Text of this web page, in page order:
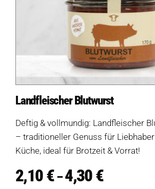
Landfleischer Blutwurst
Deftig & vollmundig: Landfleischer
– traditioneller Genuss für
Küche, ideal für Brotzeit & Vorrat!
2,10€ –4,30€Preisspanne:
2,10 €